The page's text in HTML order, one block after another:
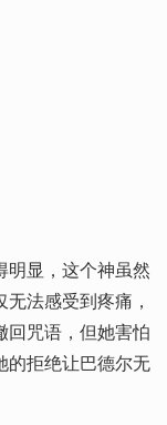
明显，这个神虽然
法感受到疼痛，
回咒语，但她害怕
的拒绝让巴德尔无